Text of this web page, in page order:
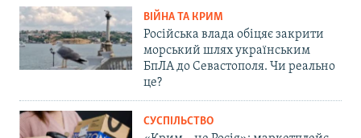
ВІЙНА ТА КРИМ
Російська влада обіцяє закрити
морський шлях українським
БпЛА до Севастополя. Чи реально
це?
СУСПІЛЬСТВО